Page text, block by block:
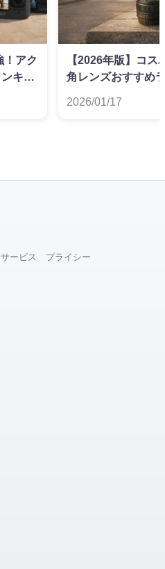
！アク
キン
【2026年版】コス
角レンズおすすめ
2026/01/17
サービス プライシー